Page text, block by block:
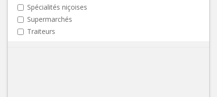
Spécialités niçoises
Supermarchés
Traiteurs